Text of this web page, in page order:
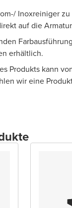
Inoxreiniger
auf die
erhältlich.
Produkts kann
wir eine